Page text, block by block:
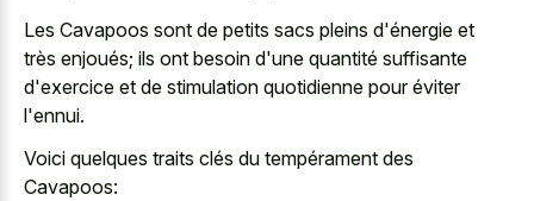
Les Cavapoos sont de petits sacs pleins d'énergie et
très enjoués; ils ont besoin d'une quantité suffisante
d'exercice et de stimulation quotidienne pour éviter
l'ennui.
Voici quelques traits clés du tempérament des
Cavapoos: